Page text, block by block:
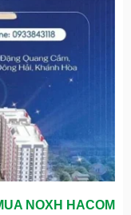
NOXH HACOM